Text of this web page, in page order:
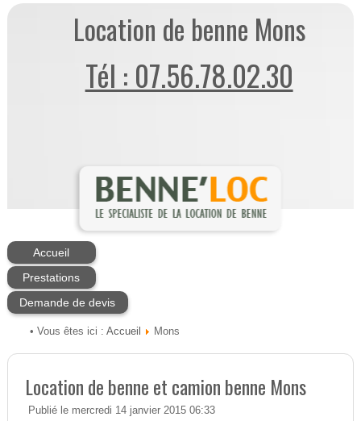
Location de benne Mons
Tél : 07.56.78.02.30
Accueil
Prestations
Demande de devis
• Vous êtes ici : Accueil Mons
Location de benne et camion benne Mons
Publié le mercredi 14 janvier 2015 06:33